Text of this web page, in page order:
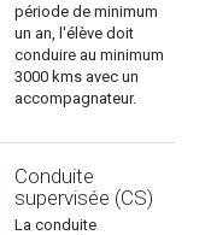
période de minimum
un an, l'élève doit
conduire au minimum
3000 kms avec un
accompagnateur.
Conduite
supervisée (CS)
La conduite